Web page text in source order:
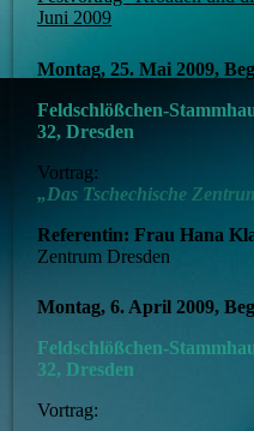
Juni 2009
Montag, 25. Mai 2009,
Feldschlößchen-
32, Dresden
Vortrag:
„Das Tschechische
Referentin: Frau Hana
Zentrum Dresden
Montag, 6. April 2009,
Feldschlößchen-
32, Dresden
Vortrag: